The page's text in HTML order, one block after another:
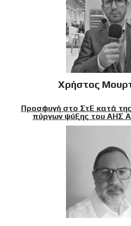
Χρήστος
Προσφυγή στο ΣτΕ κατά
πύργων ψύξης του ΑΗΣ